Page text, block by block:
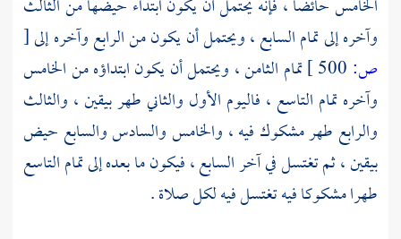
الخامس حائضا ، فإنه يحتمل أن يكون ابتداء حيضها من الثالث
وآخره إلى تمام السابع ، ويحتمل أن يكون من الرابع وآخره إلى[
ص:
تمام الثامن ، ويحتمل أن يكون ابتداؤه من الخامس
وآخره تمام التاسع ، فاليوم الأول والثاني طهر بيقين ، والثالث
والرابع طهر مشكوك فيه ، والخامس والسادس والسابع حيض
بيقين ، ثم تغتسل في آخر السابع ، فيكون ما بعده إلى تمام التاسع
طهرا مشكوكا فيه تغتسل فيه لكل صلاة .